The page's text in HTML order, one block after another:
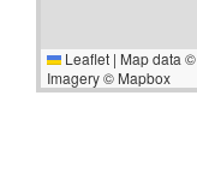
Leaflet | Map data ©
Imagery © Mapbox